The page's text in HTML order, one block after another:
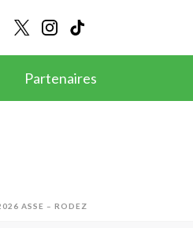
Partenaires
ASSE – RODEZ